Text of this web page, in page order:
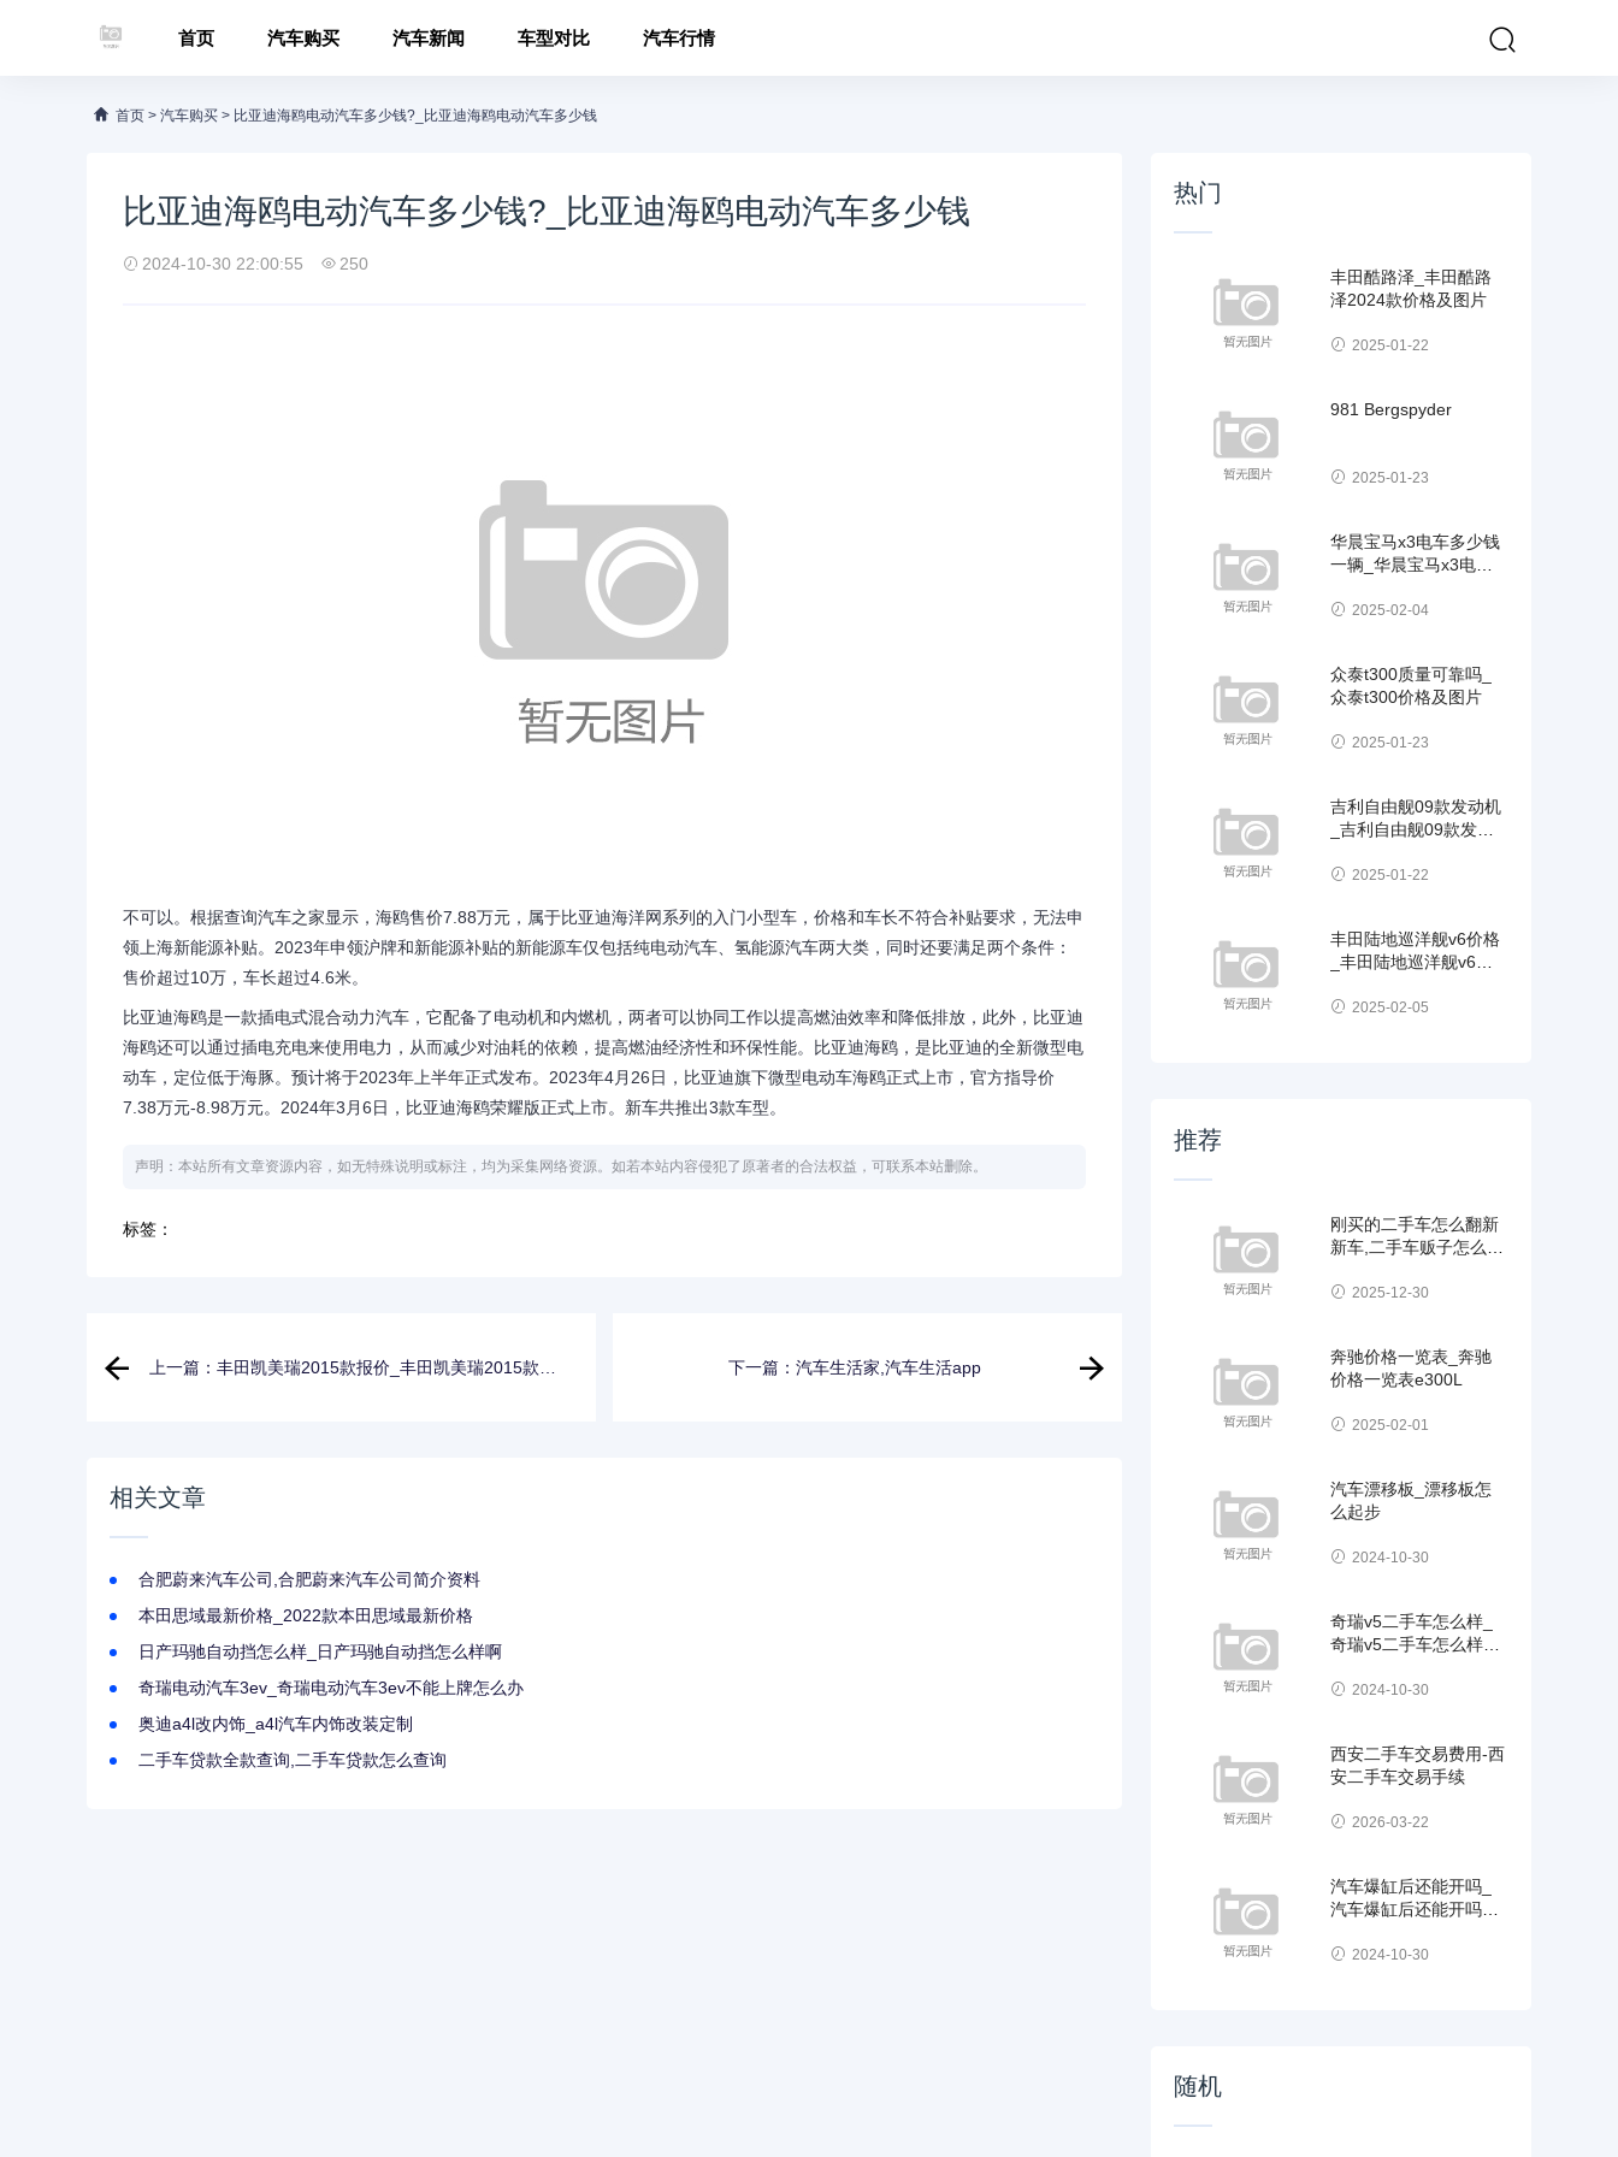
首页 汽车购买 汽车新闻 车型对比 汽车行情
首页 > 汽车购买 > 比亚迪海鸥电动汽车多少钱?_比亚迪海鸥电动汽车多少钱
比亚迪海鸥电动汽车多少钱?_比亚迪海鸥电动汽车多少钱
2024-10-30 22:00:55 250
不可以。根据查询汽车之家显示，海鸥售价7.88万元，属于比亚迪海洋网系列的入门小型车，价格和车长不符合补贴要求，无法申
领上海新能源补贴。2023年申领沪牌和新能源补贴的新能源车仅包括纯电动汽车、氢能源汽车两大类，同时还要满足两个条件：
售价超过10万，车长超过4.6米。
比亚迪海鸥是一款插电式混合动力汽车，它配备了电动机和内燃机，两者可以协同工作以提高燃油效率和降低排放，此外，比亚迪
海鸥还可以通过插电充电来使用电力，从而减少对油耗的依赖，提高燃油经济性和环保性能。比亚迪海鸥，是比亚迪的全新微型电
动车，定位低于海豚。预计将于2023年上半年正式发布。2023年4月26日，比亚迪旗下微型电动车海鸥正式上市，官方指导价
7.38万元-8.98万元。2024年3月6日，比亚迪海鸥荣耀版正式上市。新车共推出3款车型。
声明：本站所有文章资源内容，如无特殊说明或标注，均为采集网络资源。如若本站内容侵犯了原著者的合法权益，可联系本站删除。
标签：
上一篇：丰田凯美瑞2015款报价_丰田凯美瑞2015款报
下一篇：汽车生活家,汽车生活app
相关文章
合肥蔚来汽车公司,合肥蔚来汽车公司简介资料
本田思域最新价格_2022款本田思域最新价格
日产玛驰自动挡怎么样_日产玛驰自动挡怎么样啊
奇瑞电动汽车3ev_奇瑞电动汽车3ev不能上牌怎么办
奥迪a4l改内饰_a4l汽车内饰改装定制
二手车贷款全款查询,二手车贷款怎么查询
热门
丰田酷路泽_丰田酷路
泽2024款价格及图片
2025-01-22
981 Bergspyder
2025-01-23
华晨宝马x3电车多少钱
一辆_华晨宝马x3电车
2025-02-04
众泰t300质量可靠吗_
众泰t300价格及图片
2025-01-23
吉利自由舰09款发动机
_吉利自由舰09款发动
2025-01-22
丰田陆地巡洋舰v6价格
_丰田陆地巡洋舰v6价
2025-02-05
推荐
刚买的二手车怎么翻新
新车,二手车贩子怎么翻
2025-12-30
奔驰价格一览表_奔驰
价格一览表e300L
2025-02-01
汽车漂移板_漂移板怎
么起步
2024-10-30
奇瑞v5二手车怎么样_
奇瑞v5二手车怎么样值
2024-10-30
西安二手车交易费用-西
安二手车交易手续
2026-03-22
汽车爆缸后还能开吗_
汽车爆缸后还能开吗现
2024-10-30
随机